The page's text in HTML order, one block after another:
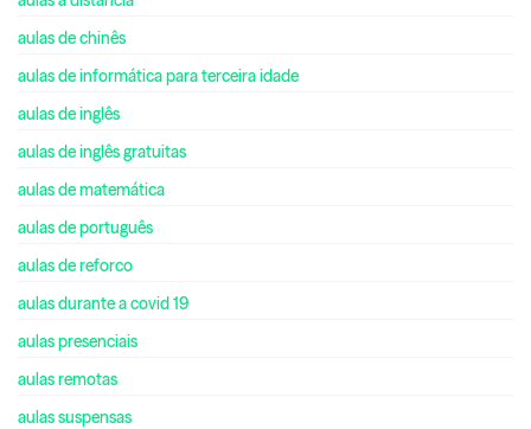
aulas de chinês
aulas de informática para terceira idade
aulas de inglês
aulas de inglês gratuitas
aulas de matemática
aulas de português
aulas de reforco
aulas durante a covid 19
aulas presenciais
aulas remotas
aulas suspensas